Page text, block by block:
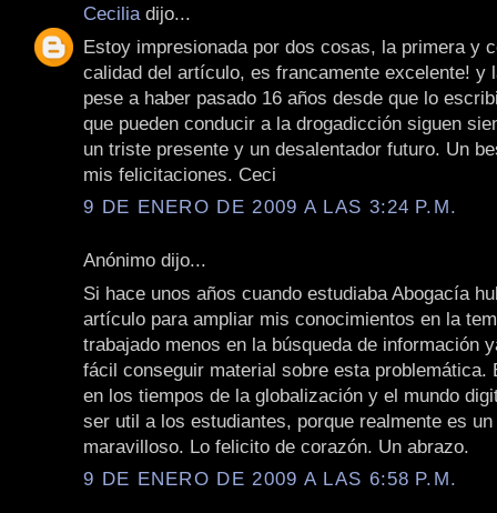
Ceciliadijo...
Estoy impresionada por dos cosas, la primera y
calidad del artículo, es francamente excelente! y
pese a haber pasado 16 años desde que lo
que pueden conducir a la drogadicción siguen
un triste presente y un desalentador futuro. Un
mis felicitaciones. Ceci
9 DE ENERO DE 2009 A LAS 3:24 P.M.
Anónimo dijo...
Si hace unos años cuando estudiaba Abogacía
artículo para ampliar mis conocimientos en la
trabajado menos en la búsqueda de información
fácil conseguir material sobre esta problemática.
en los tiempos de la globalización y el mundo
ser util a los estudiantes, porque realmente es
maravilloso. Lo felicito de corazón. Un abrazo.
9 DE ENERO DE 2009 A LAS 6:58 P.M.